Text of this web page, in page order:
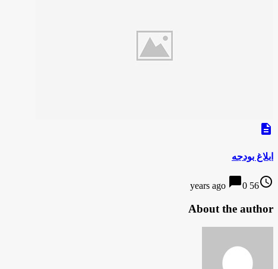
description
ابلاغ بودجه
access_time
56 years ago
chat_bubble0
About the author